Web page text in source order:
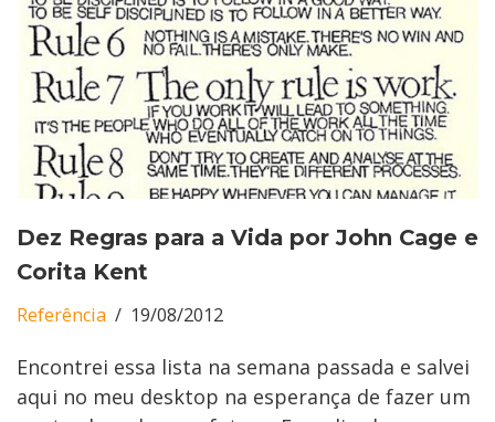
Dez Regras para a Vida por John Cage e
Corita Kent
Referência 19/08/2012
Encontrei essa lista na semana passada e salvei
aqui no meu desktop na esperança de fazer um